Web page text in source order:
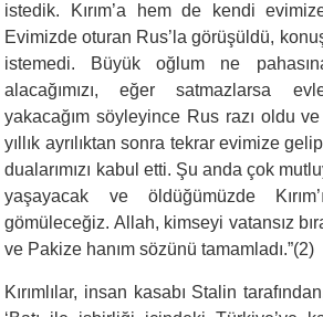
istedik. Kırım’a hem de kendi
Evimizde oturan Rus’la görüşüldü,
istemedi. Büyük oğlum ne
alacağımızı, eğer satmazlarsa
yakacağım söy­leyince Rus razı oldu
yıllık ayrılıktan sonra tekrar evimize
dualarımızı kabul etti. Şu anda çok
yaşayacak ve öldüğümüzde
gömüleceğiz. Allah, kimseyi vatansız
ve Pakize hanım sözünü tamamladı.”(2)
Kırımlılar, insan kasabı Stalin